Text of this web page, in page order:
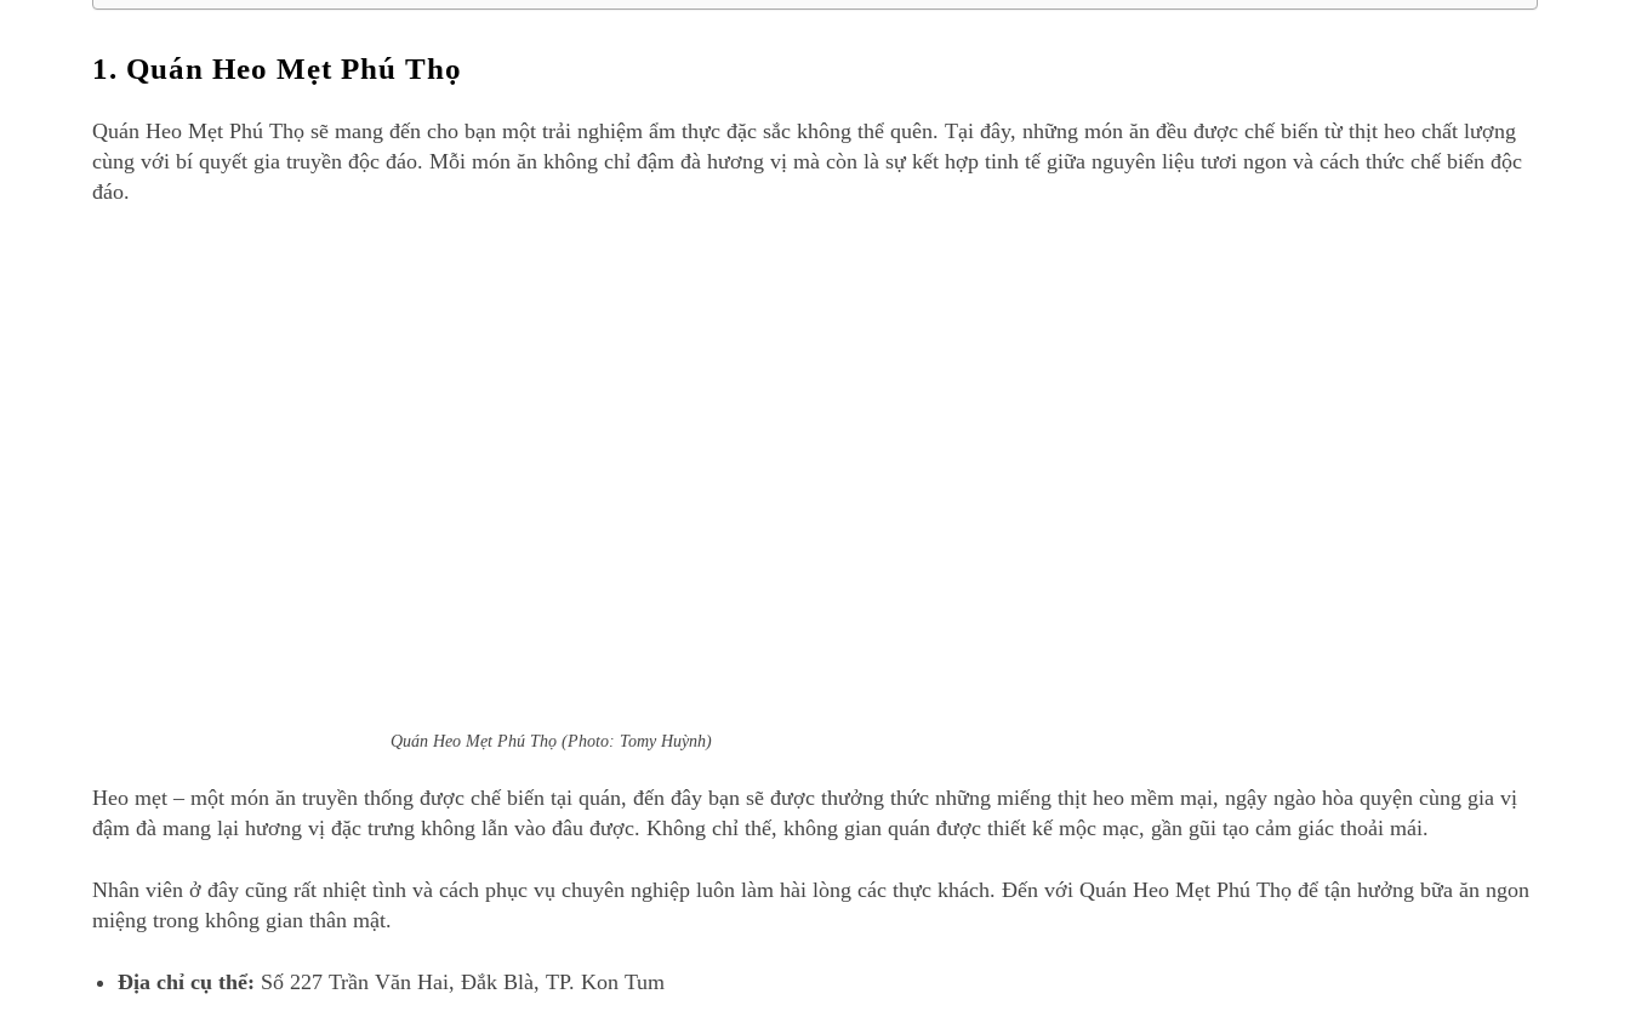
1. Quán Heo Mẹt Phú Thọ
Quán Heo Mẹt Phú Thọ sẽ mang đến cho bạn một trải nghiệm ẩm thực đặc sắc không thể quên. Tại đây, những món ăn đều được chế biến từ thịt heo chất lượng
cùng với bí quyết gia truyền độc đáo. Mỗi món ăn không chỉ đậm đà hương vị mà còn là sự kết hợp tinh tế giữa nguyên liệu tươi ngon và cách thức chế biến độc
đáo.
Quán Heo Mẹt Phú Thọ (Photo: Tomy Huỳnh)
Heo mẹt – một món ăn truyền thống được chế biến tại quán, đến đây bạn sẽ được thưởng thức những miếng thịt heo mềm mại, ngậy ngào hòa quyện cùng gia vị
đậm đà mang lại hương vị đặc trưng không lẫn vào đâu được. Không chỉ thế, không gian quán được thiết kế mộc mạc, gần gũi tạo cảm giác thoải mái.
Nhân viên ở đây cũng rất nhiệt tình và cách phục vụ chuyên nghiệp luôn làm hài lòng các thực khách. Đến với Quán Heo Mẹt Phú Thọ để tận hưởng bữa ăn ngon
miệng trong không gian thân mật.
Địa chỉ cụ thể: Số 227 Trần Văn Hai, Đắk Blà, TP. Kon Tum